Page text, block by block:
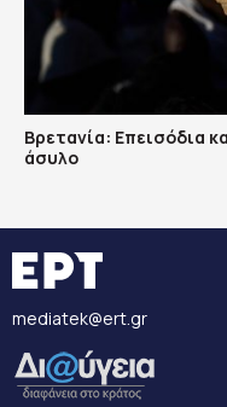
Βρετανία: Επεισόδια
άσυλο
mediatek@ert.gr